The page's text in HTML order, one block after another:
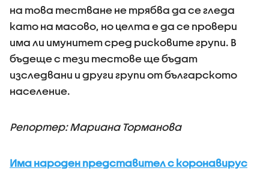
на това тестване не трябва да се гледа
като на масово, но целта е да се провери
има ли имунитет сред рисковите групи. В
бъдеще с тези тестове ще бъдат
изследвани и други групи от българското
население.
Репортер: Мариана Торманова
Има народен представител с коронавирус